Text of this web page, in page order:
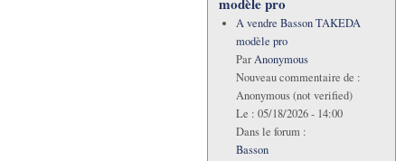
A vendre Basson TAKEDA
modèle pro
ParAnonymous
Nouveau commentaire de :
Anonymous (not verified)
Le : 05/18/2026 - 14:00
Dans le forum :
Basson